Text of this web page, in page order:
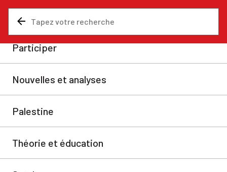
Pelosi alimente le conflit
avec la Chine avec sa visite
à Taïwan
fuyants, la présidente de la Chambre des représentants
des États-Unis, Nancy Pelosi, a atterri à Taipei, à